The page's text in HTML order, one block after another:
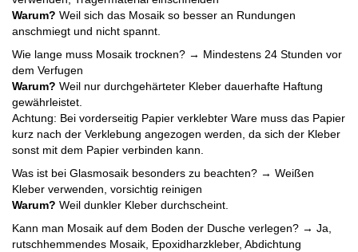
Warum? Weil sich das Mosaik so besser an Rundungen
anschmiegt und nicht spannt.
Wie lange muss Mosaik trocknen? → Mindestens 24 Stunden vor
dem Verfugen
Warum? Weil nur durchgehärteter Kleber dauerhafte Haftung
gewährleistet.
Achtung: Bei vorderseitig Papier verklebter Ware muss das Papier
kurz nach der Verklebung angezogen werden, da sich der Kleber
sonst mit dem Papier verbinden kann.
Was ist bei Glasmosaik besonders zu beachten? → Weißen
Kleber verwenden, vorsichtig reinigen
Warum? Weil dunkler Kleber durchscheint.
Kann man Mosaik auf dem Boden der Dusche verlegen? → Ja,
rutschhemmendes Mosaik, Epoxidharzkleber, Abdichtung